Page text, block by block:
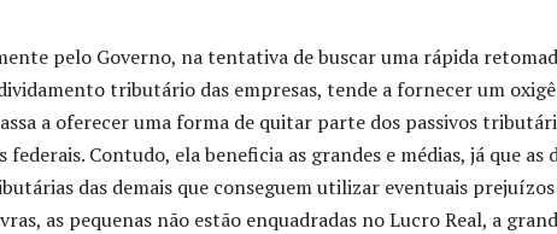
pelo Governo, na tentativa de buscar uma rápida
tributário das empresas, tende a fornecer um
a oferecer uma forma de quitar parte dos passivos
Contudo, ela beneficia as grandes e médias, já que as
das demais que conseguem utilizar eventuais prejuízos
as pequenas não estão enquadradas no Lucro Real, a